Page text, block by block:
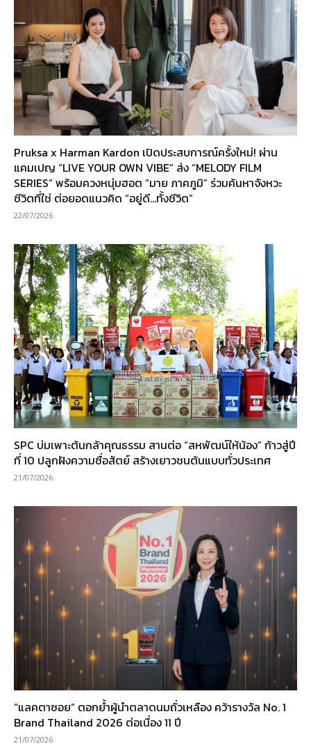
Pruksa x Harman Kardon เปิดประสบการณ์ครั้งใหม่! ผ่าน
แคมเปญ “LIVE YOUR OWN VIBE” ส่ง “MELODY FILM
SERIES” พร้อมควงหนุ่มฮอต “มาย ภาคภูมิ” ร่วมค้นหาจังหวะ
ชีวิตที่ใช่ ต่อยอดแนวคิด “อยู่ดี…ทั้งชีวิต”
22/07/2026
SPC บ่มเพาะต้นกล้าคุณธรรม สานต่อ “สหพัฒน์ให้น้อง” ก้าวสู่ปี
ที่ 10 ปลูกฝังความซื่อสัตย์ สร้างเยาวชนต้นแบบทั่วประเทศ
21/07/2026
“แลคตาซอย” ตอกย้ำผู้นำตลาดนมถั่วเหลือง คว้ารางวัล No. 1
Brand Thailand 2026 ต่อเนื่อง 11 ปี
21/07/2026